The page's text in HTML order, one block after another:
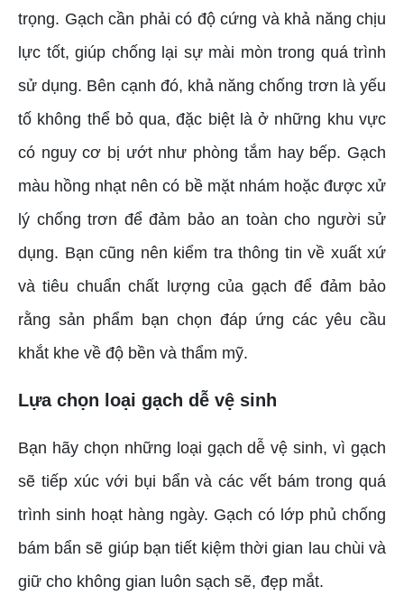
trọng. Gạch cần phải có độ cứng và khả năng chịu
lực tốt, giúp chống lại sự mài mòn trong quá trình
sử dụng. Bên cạnh đó, khả năng chống trơn là yếu
tố không thể bỏ qua, đặc biệt là ở những khu vực
có nguy cơ bị ướt như phòng tắm hay bếp. Gạch
màu hồng nhạt nên có bề mặt nhám hoặc được xử
lý chống trơn để đảm bảo an toàn cho người sử
dụng. Bạn cũng nên kiểm tra thông tin về xuất xứ
và tiêu chuẩn chất lượng của gạch để đảm bảo
rằng sản phẩm bạn chọn đáp ứng các yêu cầu
khắt khe về độ bền và thẩm mỹ.
Lựa chọn loại gạch dễ vệ sinh
Bạn hãy chọn những loại gạch dễ vệ sinh, vì gạch
sẽ tiếp xúc với bụi bẩn và các vết bám trong quá
trình sinh hoạt hàng ngày. Gạch có lớp phủ chống
bám bẩn sẽ giúp bạn tiết kiệm thời gian lau chùi và
giữ cho không gian luôn sạch sẽ, đẹp mắt.